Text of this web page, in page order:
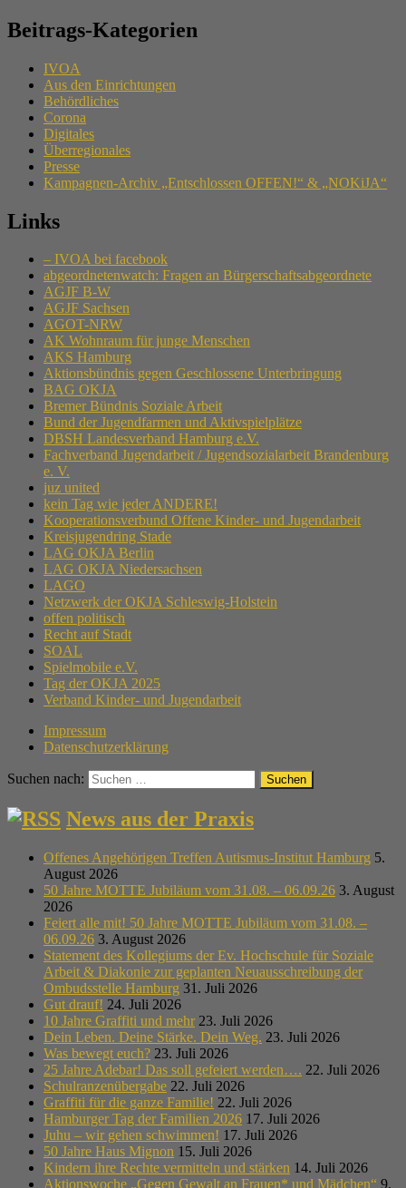
Beitrags-Kategorien
IVOA
Aus den Einrichtungen
Behördliches
Corona
Digitales
Überregionales
Presse
Kampagnen-Archiv „Entschlossen OFFEN!“ & „NOKiJA“
Links
– IVOA bei facebook
abgeordnetenwatch: Fragen an Bürgerschaftsabgeordnete
AGJF B-W
AGJF Sachsen
AGOT-NRW
AK Wohnraum für junge Menschen
AKS Hamburg
Aktionsbündnis gegen Geschlossene Unterbringung
BAG OKJA
Bremer Bündnis Soziale Arbeit
Bund der Jugendfarmen und Aktivspielplätze
DBSH Landesverband Hamburg e.V.
Fachverband Jugendarbeit / Jugendsozialarbeit Brandenburg
e. V.
juz united
kein Tag wie jeder ANDERE!
Kooperationsverbund Offene Kinder- und Jugendarbeit
Kreisjugendring Stade
LAG OKJA Berlin
LAG OKJA Niedersachsen
LAGO
Netzwerk der OKJA Schleswig-Holstein
offen politisch
Recht auf Stadt
SOAL
Spielmobile e.V.
Tag der OKJA 2025
Verband Kinder- und Jugendarbeit
Impressum
Datenschutzerklärung
Suchen nach:
News aus der Praxis
Offenes Angehörigen Treffen Autismus-Institut Hamburg 5.
August 2026
50 Jahre MOTTE Jubiläum vom 31.08. – 06.09.26 3. August
2026
Feiert alle mit! 50 Jahre MOTTE Jubiläum vom 31.08. –
06.09.26 3. August 2026
Statement des Kollegiums der Ev. Hochschule für Soziale
Arbeit & Diakonie zur geplanten Neuausschreibung der
Ombudsstelle Hamburg 31. Juli 2026
Gut drauf! 24. Juli 2026
10 Jahre Graffiti und mehr 23. Juli 2026
Dein Leben. Deine Stärke. Dein Weg. 23. Juli 2026
Was bewegt euch? 23. Juli 2026
25 Jahre Adebar! Das soll gefeiert werden…. 22. Juli 2026
Schulranzenübergabe 22. Juli 2026
Graffiti für die ganze Familie! 22. Juli 2026
Hamburger Tag der Familien 2026 17. Juli 2026
Juhu – wir gehen schwimmen! 17. Juli 2026
50 Jahre Haus Mignon 15. Juli 2026
Kindern ihre Rechte vermitteln und stärken 14. Juli 2026
Aktionswoche „Gegen Gewalt an Frauen* und Mädchen“ 9.